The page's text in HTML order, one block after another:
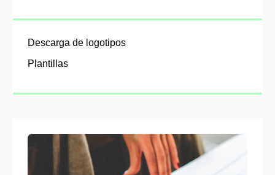
Descarga de logotipos
Plantillas